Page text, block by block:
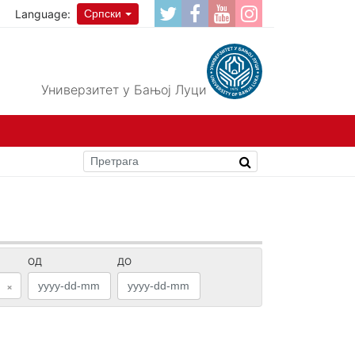
Language: Српски
Универзитет у Бањој Луци
×
ОД ДО